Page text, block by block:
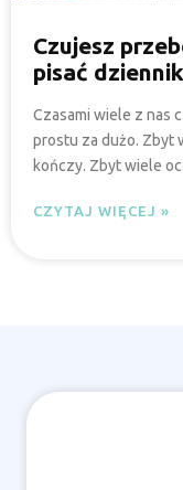
Czujesz
pisać
Czasami wiele z nas
prostu za dużo. Zbyt
kończy. Zbyt wiele
CZYTAJ WIĘCEJ »